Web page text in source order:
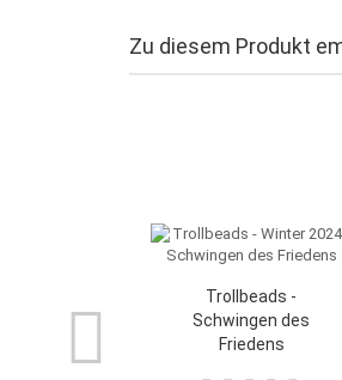
Zu diesem Produkt
Trollbeads -
Schwingen des
Friedens